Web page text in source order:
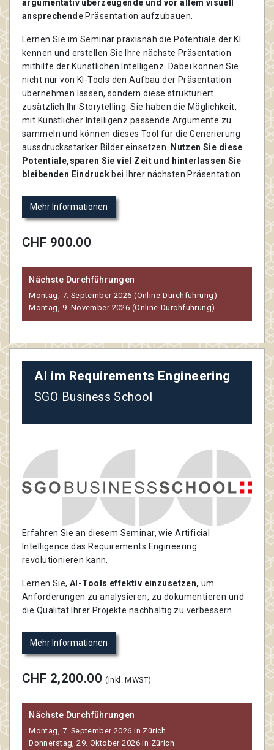
argumentativ überzeugende und vor allem visuell
ansprechende Präsentation aufzubauen.
Lernen Sie im Seminar praxisnah die Potentiale der KI
kennen und erstellen Sie Ihre nächste Präsentation
mithilfe der Künstlichen Intelligenz. Dabei können Sie
nicht nur von KI-Tools den Aufbau der Präsentation
übernehmen lassen, sondern diese strukturiert
zusätzlich Ihr Storytelling. Sie haben die Möglichkeit,
mit Künstlicher Intelligenz passende Argumente zu
sammeln und können dieses Tool für die Generierung
aussdrucksstarker Bilder einsetzen. Nutzen Sie diese
Potentiale,sparen Sie viel Zeit und hinterlassen Sie
bleibenden Eindruckbei Ihrer nächsten Präsentation.
Mehr Informationen
CHF 900.00
Nächste Durchführungen
Montag, 7. September 2026 (Online-Durchführung)
Montag, 9. November 2026 (Online-Durchführung)
AI im Requirements Engineering
SGO Business School
Erfahren Sie an diesem Seminar, wie Artificial
Intelligence das Requirements Engineering
revolutionieren kann.
Lernen Sie,AI-Tools effektiv einzusetzen, um
Anforderungen zu analysieren, zu dokumentieren und
die Qualität Ihrer Projekte nachhaltig zu verbessern.
Mehr Informationen
CHF 2,200.00(inkl. MWST)
Nächste Durchführungen
Montag, 7. September 2026 in Zürich
Donnerstag, 29. Oktober 2026 in Zürich